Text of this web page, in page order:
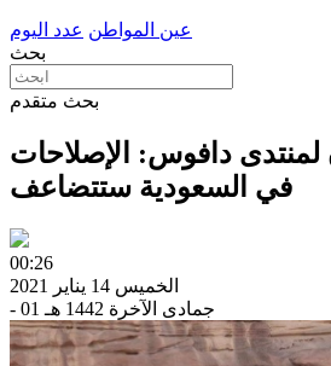
عين المواطن عدد اليوم
بحث
بحث متقدم
دافوس: الإصلاحات
في السعودية ستتضاعف
00:26
الخميس 14 يناير 2021
- 01 جمادى الآخرة 1442 هـ